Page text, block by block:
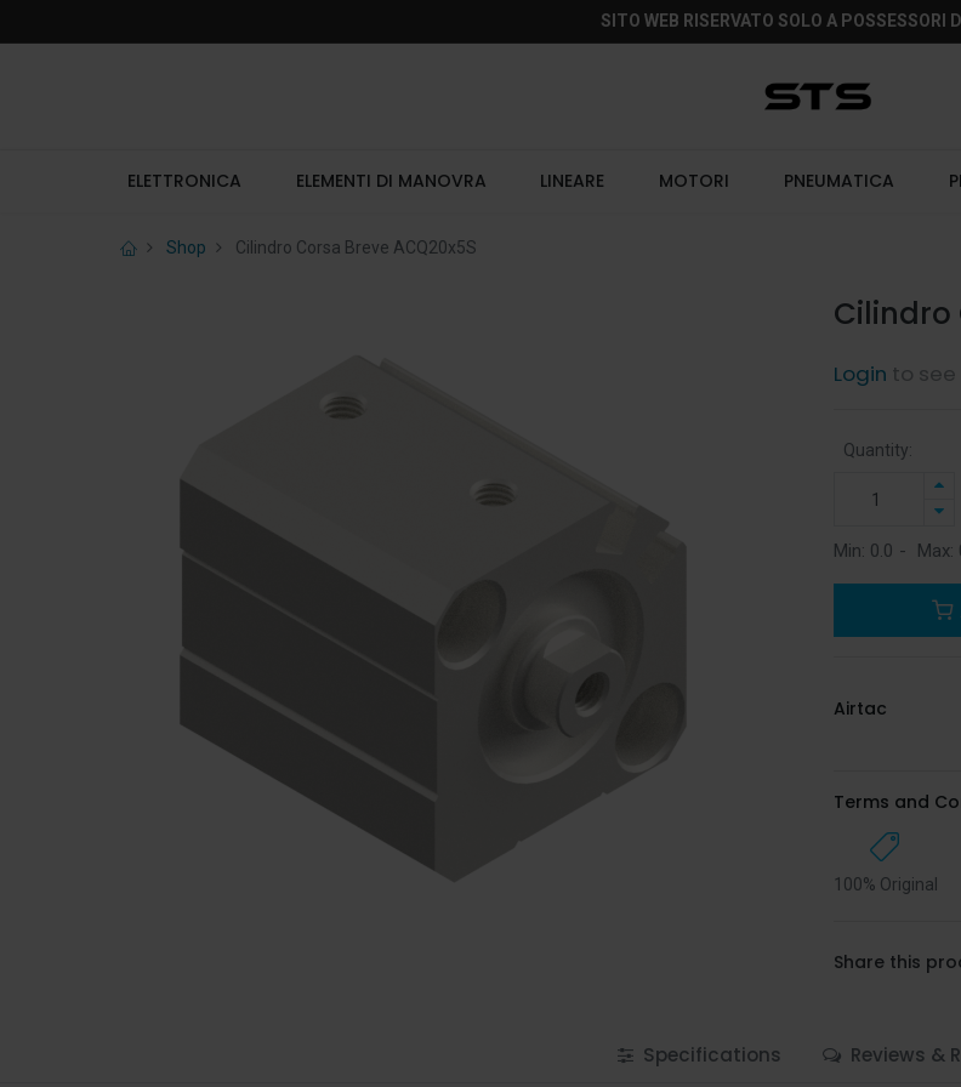
SITO WEB RISERVATO SOLO A POSSESSORI
ELETTRONICA ELEMENTI DI MANOVRA LINEARE MOTORI PNEUMATICA
Shop Cilindro Corsa Breve ACQ20x5S
Cilindro
Login to
Quantity:
Min: 0.0 - Max:
Airtac
Terms and
100% Original
Share this
Specifications Reviews &